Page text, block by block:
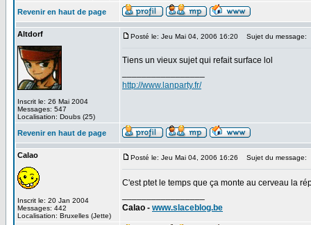
Revenir en haut de page
Altdorf
Inscrit le: 26 Mai 2004
Messages: 547
Localisation: Doubs (25)
Posté le: Jeu Mai 04, 2006 16:20 Sujet du message:
Tiens un vieux sujet qui refait surface lol
http://www.lanparty.fr/
Revenir en haut de page
Calao
Inscrit le: 20 Jan 2004
Messages: 442
Localisation: Bruxelles (Jette)
Posté le: Jeu Mai 04, 2006 16:26 Sujet du message:
C'est ptet le temps que ça monte au cerveau la
Calao - www.slaceblog.be